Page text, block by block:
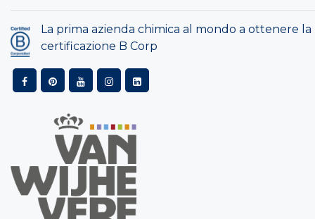
La prima azienda chimica al mondo a ottenere la
certificazione B Corp